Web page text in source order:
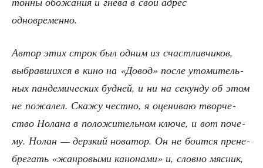
одновременно.
Автор этих строк был одним из счаст­лив­чи­ков,
выбрав­ших­ся в кино на «Довод» после уто­ми­тель­
ных пан­де­ми­че­ских буд­ней, и ни на секун­ду об этом
не пожа­лел. Ска­жу чест­но, я оце­ни­ваю твор­че­
ство Нола­на в поло­жи­тель­ном клю­че, и вот поче­
му. Нолан — дерз­кий нова­тор. Он не боит­ся пре­не­
бре­гать «жан­ро­вы­ми кано­на­ми» и, слов­но мяс­ник,